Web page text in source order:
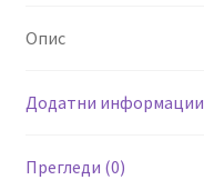
Опис
Додатни информации
Прегледи (0)